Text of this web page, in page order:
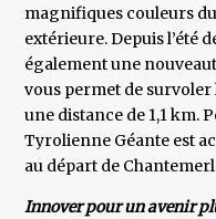
magnifiques couleurs
extérieure. Depuis l’été
également une
vous permet de survoler
une distance de 1,1 km.
Tyrolienne Géante est
au départ de
Innover pour un avenir